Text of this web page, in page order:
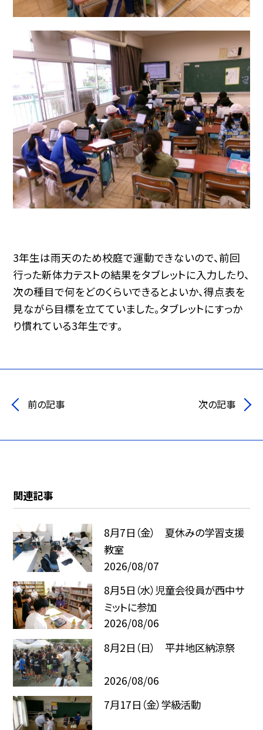
3年生は雨天のため校庭で運動できないので、前回
行った新体力テストの結果をタブレットに入力したり、
次の種目で何をどのくらいできるとよいか、得点表を
見ながら目標を立てていました。タブレットにすっか
り慣れている3年生です。
前の記事 次の記事
関連記事
8月7日（金） 夏休みの学習支援
教室
2026/08/07
8月5日（水）児童会役員が西中サ
ミットに参加
2026/08/06
8月2日（日） 平井地区納涼祭
2026/08/06
7月17日（金）学級活動